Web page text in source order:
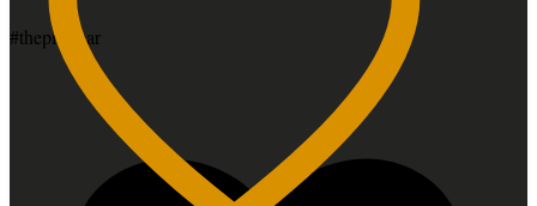
#thepictsbar